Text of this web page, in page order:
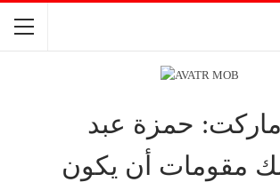
ماركت: حمزة عبد
مقومات أن يكون